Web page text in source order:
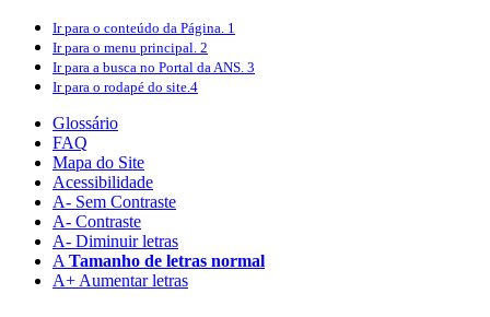
Ir para o conteúdo da Página. 1
Ir para o menu principal. 2
Ir para a busca no Portal da ANS. 3
Ir para o rodapé do site.4
Glossário
FAQ
Mapa do Site
Acessibilidade
A- Sem Contraste
A- Contraste
A- Diminuir letras
A Tamanho de letras normal
A+ Aumentar letras